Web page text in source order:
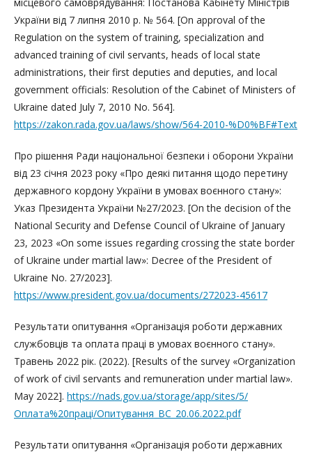
України від 7 липня 2010 р. № 564. [On approval of the
Regulation on the system of training, specialization and
advanced training of civil servants, heads of local state
administrations, their first deputies and deputies, and local
government officials: Resolution of the Cabinet of Ministers of
Ukraine dated July 7, 2010 No. 564].
https://zakon.rada.gov.ua/laws/show/564-2010-%D0%BF#Text
Про рішення Ради національної безпеки і оборони України
від 23 січня 2023 року «Про деякі питання щодо перетину
державного кордону України в умовах воєнного стану»:
Указ Президента України №27/2023. [On the decision of the
National Security and Defense Council of Ukraine of January
23, 2023 «On some issues regarding crossing the state border
of Ukraine under martial law»: Decree of the President of
Ukraine No. 27/2023].
https://www.president.gov.ua/documents/272023-45617
Результати опитування «Організація роботи державних
службовців та оплата праці в умовах воєнного стану».
Травень 2022 рік. (2022). [Results of the survey «Organization
of work of civil servants and remuneration under martial law».
May 2022]. https://nads.gov.ua/storage/app/sites/5/
Оплата%20праці/Опитування_ВС_20.06.2022.pdf
Результати опитування «Організація роботи державних